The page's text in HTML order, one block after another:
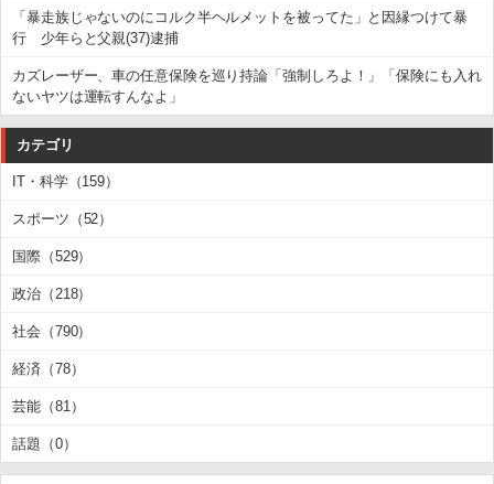
「暴走族じゃないのにコルク半ヘルメットを被ってた」と因縁つけて暴
行 少年らと父親(37)逮捕
カズレーザー、車の任意保険を巡り持論「強制しろよ！」「保険にも入れ
ないヤツは運転すんなよ」
カテゴリ
IT・科学（159）
スポーツ（52）
国際（529）
政治（218）
社会（790）
経済（78）
芸能（81）
話題（0）